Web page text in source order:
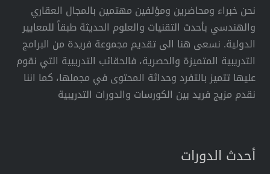
نحن خبراء ومحاضرين ومؤلفين مهتمين بالمجال العقاري
والهندسي بأحدث التقنيات والعلوم الحديثة طبقاً للمعايير
الدولية. نسعى هنا الى تقديم مجموعة فريدة من البرامج
التدريبية المتميزة والحصرية، فالحقائب التدريبية التي نقوم
عليها تتميز بالتفرد وحداثة المحتوى في مجملها، كما اننا
نقدم مزيج فريد بين الكورسات والدورات التدريبية
أحدث الدورات